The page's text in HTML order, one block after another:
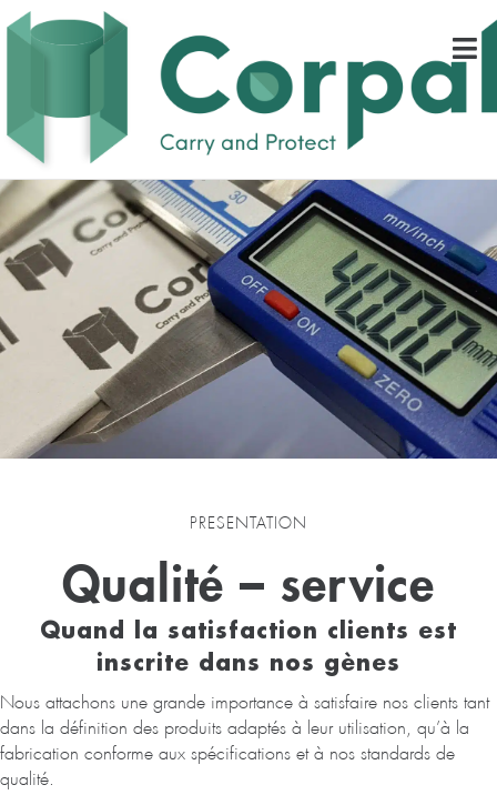
PRESENTATION
Qualité – service
Quand la satisfaction clients est
inscrite dans nos gènes
Nous attachons une grande importance à satisfaire nos clients tant
dans la définition des produits adaptés à leur utilisation, qu’à la
fabrication conforme aux spécifications et à nos standards de
qualité.